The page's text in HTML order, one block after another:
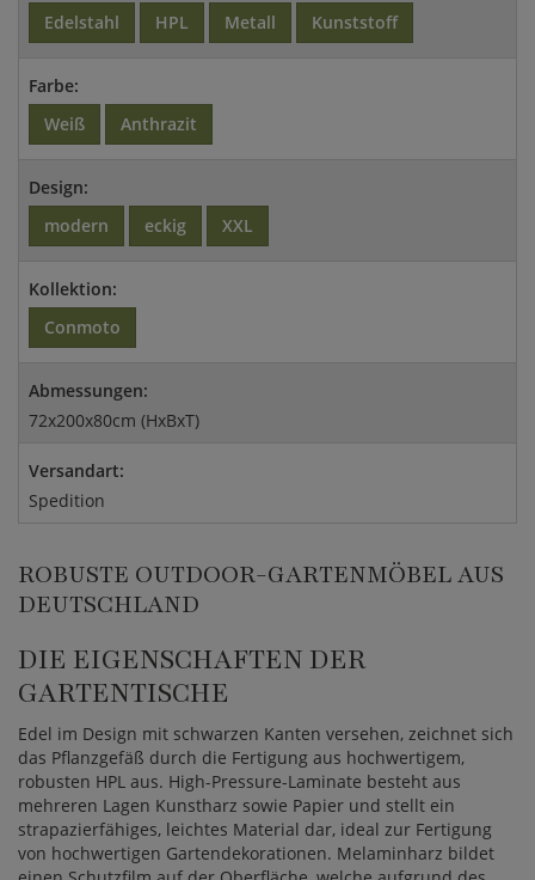
Edelstahl
HPL Metall Kunststoff
Farbe:
Weiß
Anthrazit
Design:
modern
eckig XXL
Kollektion:
Conmoto
Abmessungen:
72x200x80cm (HxBxT)
Versandart:
Spedition
ROBUSTE OUTDOOR-GARTENMÖBEL AUS
DEUTSCHLAND
DIE EIGENSCHAFTEN DER
GARTENTISCHE
Edel im Design mit schwarzen Kanten versehen, zeichnet sich
das Pflanzgefäß durch die Fertigung aus hochwertigem,
robusten HPL aus. High-Pressure-Laminate besteht aus
mehreren Lagen Kunstharz sowie Papier und stellt ein
strapazierfähiges, leichtes Material dar, ideal zur Fertigung
von hochwertigen Gartendekorationen. Melaminharz bildet